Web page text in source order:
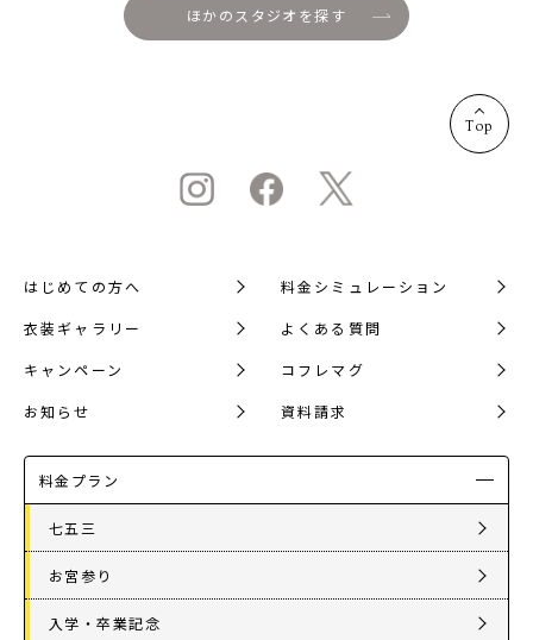
ほかのスタジオを探す
Top
はじめての方へ 料金シミュレーション
衣装ギャラリー よくある質問
キャンペーン コフレマグ
お知らせ 資料請求
料金プラン
七五三
お宮参り
入学・卒業記念